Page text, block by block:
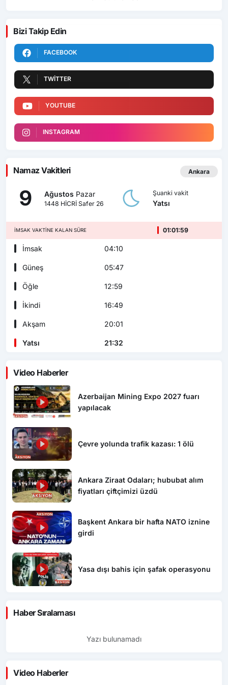
Bizi Takip Edin
FACEBOOK
TWITTER
YOUTUBE
INSTAGRAM
Namaz Vakitleri Ankara
9 Ağustos Pazar
1448 HİCRİ Safer 26
Şuanki vakit
Yatsı
İMSAK VAKTINE KALAN SÜRE 01:01:57
İmsak 04:10
Güneş 05:47
Öğle 12:59
İkindi 16:49
Akşam 20:01
Yatsı 21:32
Video Haberler
Azerbaijan Mining Expo 2027 fuarı
yapılacak
Çevre yolunda trafik kazası: 1 ölü
Ankara Ziraat Odaları; hububat alım
fiyatları çiftçimizi üzdü
Başkent Ankara bir hafta NATO iznine
girdi
Yasa dışı bahis için şafak operasyonu
Haber Sıralaması
Yazı bulunamadı
Video Haberler